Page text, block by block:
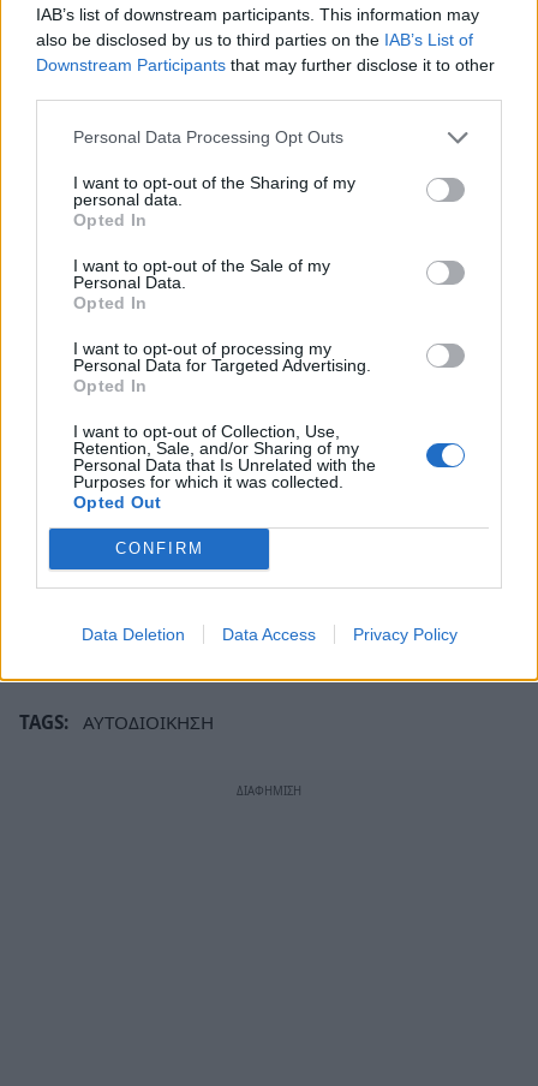
IAB’s list of downstream participants. This information may
also be disclosed by us to third parties on the IAB’s List of
Downstream Participants that may further disclose it to other
Personal Data Processing Opt Outs
I want to opt-out of the Sharing of my
personal data.
Opted In
I want to opt-out of the Sale of my
Personal Data.
Opted In
I want to opt-out of processing my
Personal Data for Targeted Advertising.
Opted In
I want to opt-out of Collection, Use,
Retention, Sale, and/or Sharing of my
Personal Data that Is Unrelated with the
Purposes for which it was collected.
Opted Out
CONFIRM
Data Deletion Data Access Privacy Policy
Πρέπει να σταθούμε όλοι μαζί στο ύψος των
περιστάσεων, προκειμένου να αποκαταστήσουμε τις
παθογένειες που μας κληροδοτήθηκαν και να
επιταχύνουμε το βηματισμό μας στο αύριο.
Επαναλαμβάνουμε σήμερα τη δέσμευση μας για την
γρήγορη απεμπλοκή των μεγάλων οδικών δικτύων
όπως την επανένταξη του έργου Σπάρτη –Πυρί και
την αποκατάσταση των προβλήμάτων στους οδικούς
άξονες της Μακρυνάρας και της παράκαμψης
Σελλασίας και βεβαίως, επαναλαμβάνουμε τον
στοχευμένο μας προγραμματισμό, προκειμένου η
μίμηση σε απορροφητικότητα πόρων, έστω κι αν
μέχρι σήμερα οι διάφορες διορισμένες διοικήσεις
την είχαν κατατάξει στις τελευταίες θέσεις.
Είναι αυτονόητο ότι αρμόδιοι σε αυτό τον τόπο είναι
εκείνοι που όρισε ο λαός της Λακωνίας και της
Πελοποννήσου με την πρόσφατη ετυμηγορία του».
TAGS: ΑΥΤΟΔΙΟΙΚΗΣΗ